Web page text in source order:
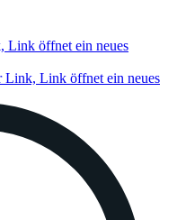
Link öffnet ein neues
Link, Link öffnet ein neues